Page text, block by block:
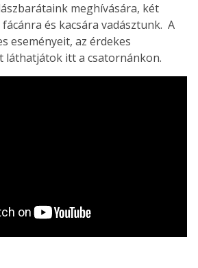
meghívására, két
és kacsára vadásztunk. A
eseményeit, az érdekes
láthatjátok itt a csatornánkon.